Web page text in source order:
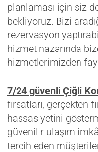
planlaması için siz
bekliyoruz. Bizi
rezervasyon
hizmet nazarında
hizmetlerimizden
7/24 güvenli Çiğli
fırsatları, gerçekten
hassasiyetini
güvenilir ulaşım
tercih eden